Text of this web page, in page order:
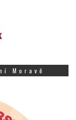
Moravě